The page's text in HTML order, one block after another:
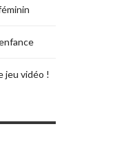
jeu vidéo !